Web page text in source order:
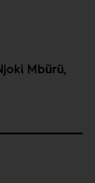
Mbũrũ,